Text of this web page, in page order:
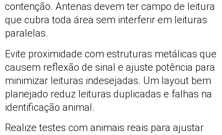
contenção. Antenas devem ter campo de leitura
que cubra toda área sem interferir em leituras
paralelas.
Evite proximidade com estruturas metálicas que
causem reflexão de sinal e ajuste potência para
minimizar leituras indesejadas. Um layout bem
planejado reduz leituras duplicadas e falhas na
identificação animal.
Realize testes com animais reais para ajustar